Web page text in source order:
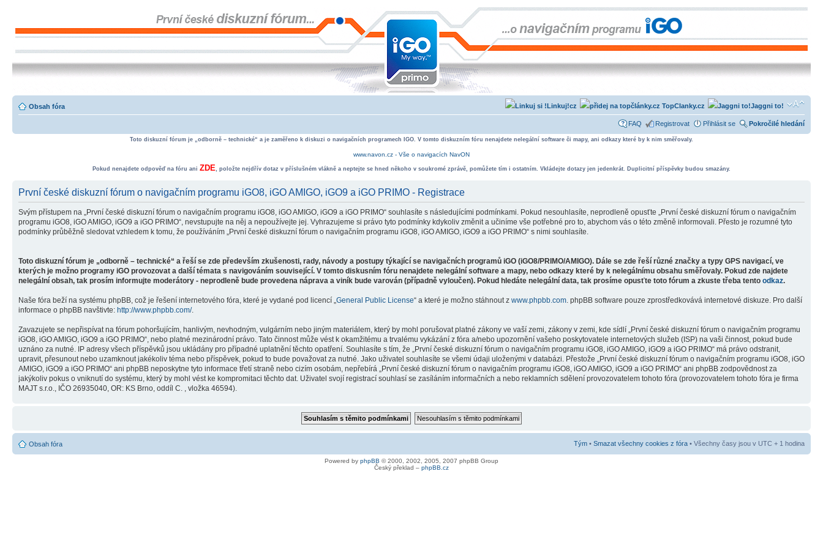
Obsah fóra Jaggni to!
TopClanky.cz
Linkuj!cz
FAQ Registrovat Přihlásit se Pokročilé hledání
Toto diskuzní fórum je „odborně – technické“ a je zaměřeno k diskuzi o navigačních programech IGO. V tomto diskuzním fóru nenajdete nelegální software či mapy, ani odkazy které by k nim směřovaly.
www.navon.cz - Vše o navigacích NavON
Pokud nenajdete odpověď na fóru ani ZDE, položte nejdřív dotaz v příslušném vlákně a neptejte se hned někoho v soukromé zprávě, pomůžete tím i ostatním. Vkládejte dotazy jen jedenkrát. Duplicitní příspěvky budou smazány.
První české diskuzní fórum o navigačním programu iGO8, iGO AMIGO, iGO9 a iGO PRIMO - Registrace
Svým přístupem na „První české diskuzní fórum o navigačním programu iGO8, iGO AMIGO, iGO9 a iGO PRIMO“ souhlasíte s následujícími podmínkami. Pokud nesouhlasíte, neprodleně opusťte „První české diskuzní fórum o navigačním
programu iGO8, iGO AMIGO, iGO9 a iGO PRIMO“, nevstupujte na něj a nepoužívejte jej. Vyhrazujeme si právo tyto podmínky kdykoliv změnit a učiníme vše potřebné pro to, abychom vás o této změně informovali. Přesto je rozumné tyto
podmínky průběžně sledovat vzhledem k tomu, že používáním „První české diskuzní fórum o navigačním programu iGO8, iGO AMIGO, iGO9 a iGO PRIMO“ s nimi souhlasíte.
Toto diskuzní fórum je „odborně – technické“ a řeší se zde především zkušenosti, rady, návody a postupy týkající se navigačních programů iGO (iGO8/PRIMO/AMIGO). Dále se zde řeší různé značky a typy GPS navigací, ve
kterých je možno programy iGO provozovat a další témata s navigováním související. V tomto diskusním fóru nenajdete nelegální software a mapy, nebo odkazy které by k nelegálnímu obsahu směřovaly. Pokud zde najdete
nelegální obsah, tak prosím informujte moderátory - neprodleně bude provedena náprava a viník bude varován (případně vyloučen). Pokud hledáte nelegální data, tak prosíme opusťte toto fórum a zkuste třeba tento odkaz.
Naše fóra beží na systému phpBB, což je řešení internetového fóra, které je vydané pod licencí „General Public License“ a které je možno stáhnout z www.phpbb.com. phpBB software pouze zprostředkovává internetové diskuze. Pro další
informace o phpBB navštivte: http://www.phpbb.com/.
Zavazujete se nepřispívat na fórum pohoršujícím, hanlivým, nevhodným, vulgárním nebo jiným materiálem, který by mohl porušovat platné zákony ve vaší zemi, zákony v zemi, kde sídlí „První české diskuzní fórum o navigačním programu
iGO8, iGO AMIGO, iGO9 a iGO PRIMO“, nebo platné mezinárodní právo. Tato činnost může vést k okamžitému a trvalému vykázání z fóra a/nebo upozornění vašeho poskytovatele internetových služeb (ISP) na vaši činnost, pokud bude
uznáno za nutné. IP adresy všech příspěvků jsou ukládány pro případné uplatnění těchto opatření. Souhlasíte s tím, že „První české diskuzní fórum o navigačním programu iGO8, iGO AMIGO, iGO9 a iGO PRIMO“ má právo odstranit,
upravit, přesunout nebo uzamknout jakékoliv téma nebo příspěvek, pokud to bude považovat za nutné. Jako uživatel souhlasíte se všemi údaji uloženými v databázi. Přestože „První české diskuzní fórum o navigačním programu iGO8, iGO
AMIGO, iGO9 a iGO PRIMO“ ani phpBB neposkytne tyto informace třetí straně nebo cizím osobám, nepřebírá „První české diskuzní fórum o navigačním programu iGO8, iGO AMIGO, iGO9 a iGO PRIMO“ ani phpBB zodpovědnost za
jakýkoliv pokus o vniknutí do systému, který by mohl vést ke kompromitaci těchto dat. Uživatel svojí registrací souhlasí se zasíláním informačních a nebo reklamních sdělení provozovatelem tohoto fóra (provozovatelem tohoto fóra je firma
MAJT s.r.o., IČO 26935040, OR: KS Brno, oddíl C. , vložka 46594).
Obsah fóra Tým • Smazat všechny cookies z fóra • Všechny časy jsou v UTC + 1 hodina
Powered by phpBB © 2000, 2002, 2005, 2007 phpBB Group
Český překlad – phpBB.cz